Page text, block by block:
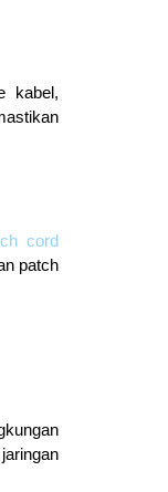
kabel,
cord
patch